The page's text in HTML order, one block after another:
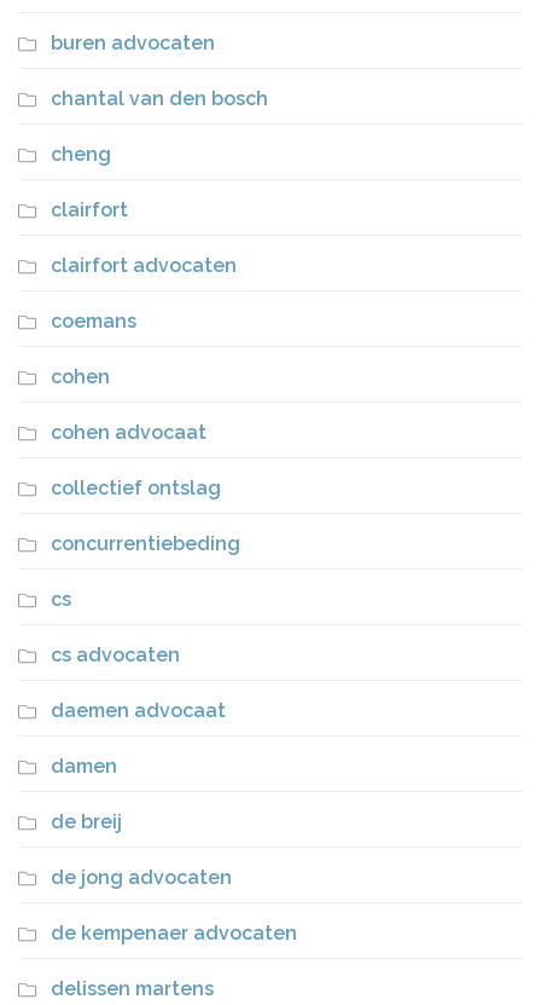
buren advocaten
chantal van den bosch
cheng
clairfort
clairfort advocaten
coemans
cohen
cohen advocaat
collectief ontslag
concurrentiebeding
cs
cs advocaten
daemen advocaat
damen
de breij
de jong advocaten
de kempenaer advocaten
delissen martens